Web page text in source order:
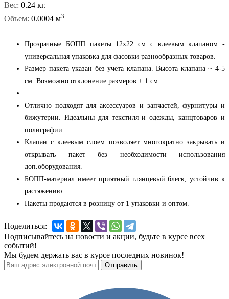
Вес: 0.24 кг.
Объем: 0.0004 м3
Прозрачные БОПП пакеты 12x22 см с клеевым клапаном -
универсальная упаковка для фасовки разнообразных товаров.
Размер пакета указан без учета клапана. Высота клапана ~ 4-5
см. Возможно отклонение размеров ± 1 см.
Отлично подходят для аксессуаров и запчастей, фурнитуры и
бижутерии. Идеальны для текстиля и одежды, канцтоваров и
полиграфии.
Клапан с клеевым слоем позволяет многократно закрывать и
открывать пакет без необходимости использования
доп.оборудования.
БОПП-материал имеет приятный глянцевый блеск, устойчив к
растяжению.
Пакеты продаются в розницу от 1 упаковки и оптом.
Поделиться:
Подписывайтесь на новости и акции, будьте в курсе всех
событий!
Мы будем держать вас в курсе последних новинок!